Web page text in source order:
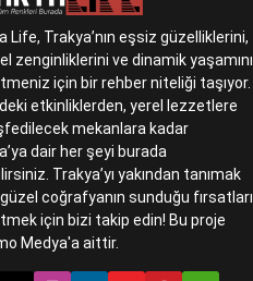
Life, Trakya’nın eşsiz güzelliklerini,
zenginliklerini ve dinamik yaşamını
için bir rehber niteliği taşıyor.
etkinliklerden, yerel lezzetlere
mekanlara kadar
dair her şeyi burada
Trakya’yı yakından tanımak
coğrafyanın sunduğu fırsatları
için bizi takip edin! Bu proje
Medya'a aittir.